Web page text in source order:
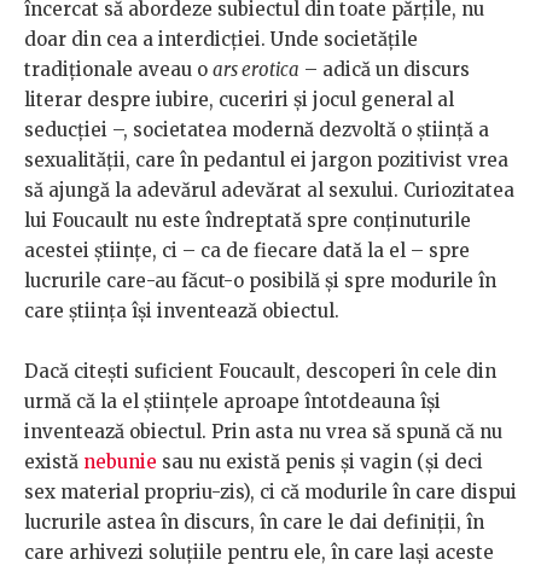
încercat să abordeze subiectul din toate părțile, nu
doar din cea a interdicției. Unde societățile
tradiționale aveau o ars erotica – adică un discurs
literar despre iubire, cuceriri și jocul general al
seducției –, societatea modernă dezvoltă o știință a
sexualității, care în pedantul ei jargon pozitivist vrea
să ajungă la adevărul adevărat al sexului. Curiozitatea
lui Foucault nu este îndreptată spre conținuturile
acestei științe, ci – ca de fiecare dată la el – spre
lucrurile care-au făcut-o posibilă și spre modurile în
care știința își inventează obiectul.
Dacă citești suficient Foucault, descoperi în cele din
urmă că la el științele aproape întotdeauna își
inventează obiectul. Prin asta nu vrea să spună că nu
există nebunie sau nu există penis și vagin (și deci
sex material propriu-zis), ci că modurile în care dispui
lucrurile astea în discurs, în care le dai definiții, în
care arhivezi soluțiile pentru ele, în care lași aceste